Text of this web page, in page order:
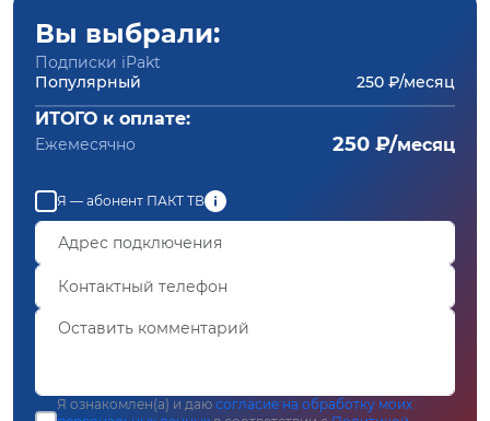
Вы выбрали:
Подписки iPakt
Популярный
250 ₽/месяц
ИТОГО к оплате:
Ежемесячно 250 ₽/месяц
Я — абонент ПАКТ ТВ
Я ознакомлен(а) и даю согласие на обработку моих